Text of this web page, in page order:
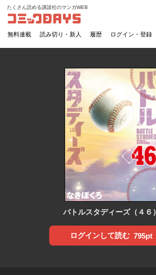
コミックDAYS
たくさん読める講談社のマンガWEB
無料連載 読み切り・新人 履歴 ログイン・登録
バトルスタディーズ（４６）
ログインして読む 795pt